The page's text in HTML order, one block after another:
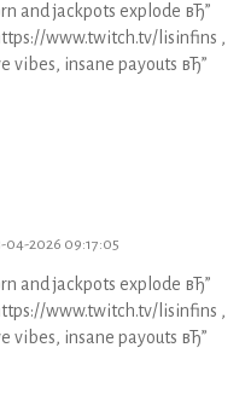
and jackpots explode вЂ”
www.twitch.tv/lisinfins ,
vibes, insane payouts вЂ”
04-2026 09:17:05
and jackpots explode вЂ”
www.twitch.tv/lisinfins ,
vibes, insane payouts вЂ”